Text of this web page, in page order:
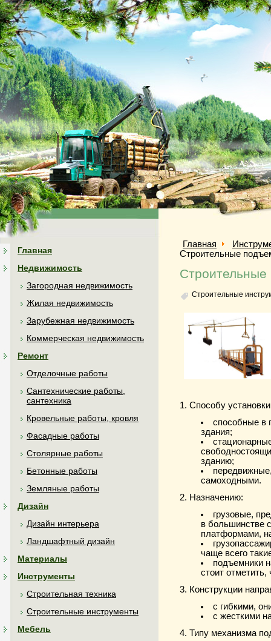
Главная
Недвижимость
Загородная недвижимость
Жилая недвижимость
Зарубежная недвижимость
Коммерческая недвижимость
Ремонт
Отделочные работы
Сантехнические работы,
сантехника
Кровельные работы, кровля
Фасадные работы
Столярные работы
Бетонные работы
Земляные работы
Дизайн
Дизайн интерьера
Ландшафтный дизайн
Материалы
Инструменты
Строительная техника
Строительные инструменты
Мебель
Главная
Строительные
Строительные
Строительные
1. Способу
способные в
здания;
зданию;
самоходными.
2. Назначению:
грузовые,
в большинстве
платформами,
чаще всего
подъемники
стоит
3. Конструкции
с гибкими,
с жесткими
4. Типу механизма